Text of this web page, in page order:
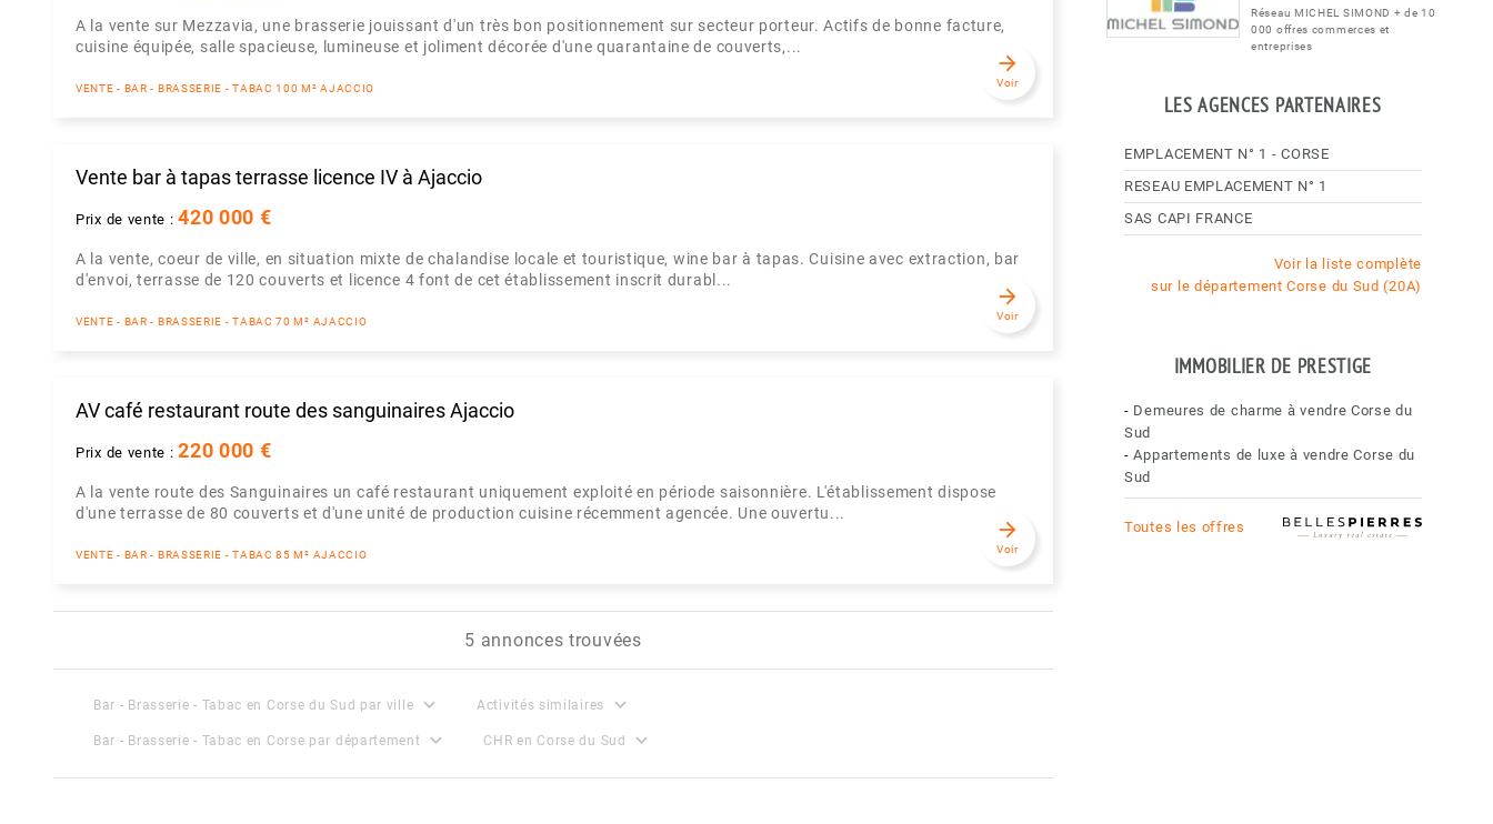
A la vente sur Mezzavia, une brasserie jouissant d'un très bon positionnement sur secteur porteur. Actifs de bonne facture,
cuisine équipée, salle spacieuse, lumineuse et joliment décorée d'une quarantaine de couverts,...
VENTE - BAR - BRASSERIE - TABAC 100 M² AJACCIO
arrow_forward
Voir
Vente bar à tapas terrasse licence IV à Ajaccio
Prix de vente :420 000 €
A la vente, coeur de ville, en situation mixte de chalandise locale et touristique, wine bar à tapas. Cuisine avec extraction, bar
d'envoi, terrasse de 120 couverts et licence 4 font de cet établissement inscrit durabl...
VENTE - BAR - BRASSERIE - TABAC 70 M² AJACCIO
arrow_forward
Voir
AV café restaurant route des sanguinaires Ajaccio
Prix de vente :220 000 €
A la vente route des Sanguinaires un café restaurant uniquement exploité en période saisonnière. L'établissement dispose
d'une terrasse de 80 couverts et d'une unité de production cuisine récemment agencée. Une ouvertu...
VENTE - BAR - BRASSERIE - TABAC 85 M² AJACCIO
arrow_forward
Voir
5 annonces trouvées
Bar - Brasserie - Tabac en Corse du Sud par ville expand_more Activités similaires expand_more
Bar - Brasserie - Tabac en Corse par département expand_more CHR en Corse du Sud expand_more
Réseau MICHEL SIMOND + de 10
000 offres commerces et
entreprises
LES AGENCES PARTENAIRES
EMPLACEMENT N° 1 - CORSE
RESEAU EMPLACEMENT N° 1
SAS CAPI FRANCE
Voir la liste complète
sur le département Corse du Sud (20A)
IMMOBILIER DE PRESTIGE
- Demeures de charme à vendre Corse du
Sud
-Appartements de luxe à vendre Corse du
Sud
Toutes les offres